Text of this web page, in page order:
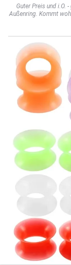
Guter Preis und i.O.
Außenring. Kommt